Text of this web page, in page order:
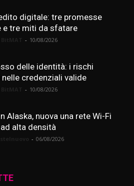
digitale: tre promesse
e tre miti da sfatare
- 10/08/2026
delle identità: i rischi
credenziali valide
- 10/08/2026
Alaska, nuova una rete Wi-Fi
alta densità
- 06/08/2026